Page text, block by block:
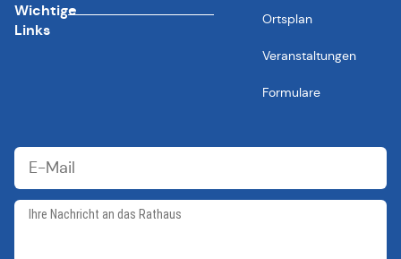
Wichtige
Links
Ortsplan
Veranstaltungen
Formulare